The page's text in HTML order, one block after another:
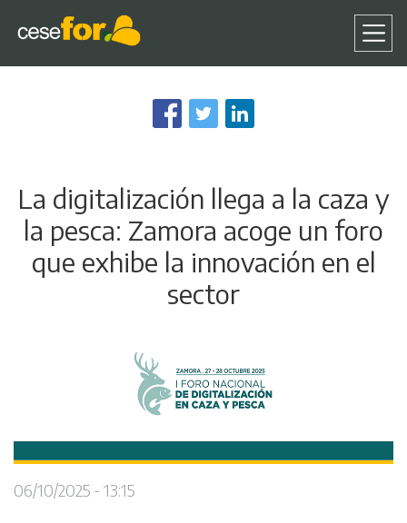
al
contenido
La digitalización llega a la caza y
la pesca: Zamora acoge un foro
que exhibe la innovación en el
sector
06/10/2025 - 13:15